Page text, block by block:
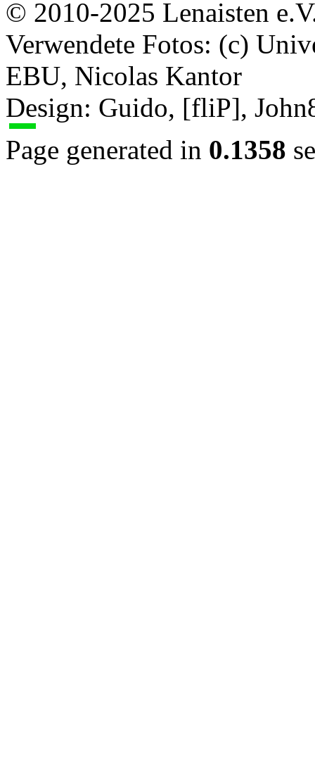
© 2010-2025 Lenaisten
Verwendete Fotos: (c)
EBU, Nicolas Kantor
Design: Guido, [fliP],
Page generated in 0.1358